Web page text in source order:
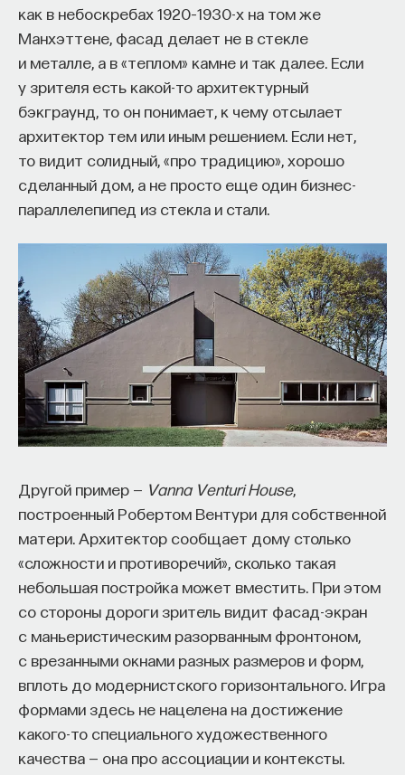
как в небоскребах 1920–1930-х на том же
Манхэттене, фасад делает не в стекле
и металле, а в «теплом» камне и так далее. Если
у зрителя есть какой-то архитектурный
бэкграунд, то он понимает, к чему отсылает
архитектор тем или иным решением. Если нет,
то видит солидный, «про традицию», хорошо
сделанный дом, а не просто еще один бизнес-
параллелепипед из стекла и стали.
Другой пример — Vanna Venturi House,
построенный Робертом Вентури для собственной
матери. Архитектор сообщает дому столько
«сложности и противоречий», сколько такая
небольшая постройка может вместить. При этом
со стороны дороги зритель видит фасад-экран
с маньеристическим разорванным фронтоном,
с врезанными окнами разных размеров и форм,
вплоть до модернистского горизонтального. Игра
формами здесь не нацелена на достижение
какого-то специального художественного
качества — она про ассоциации и контексты.